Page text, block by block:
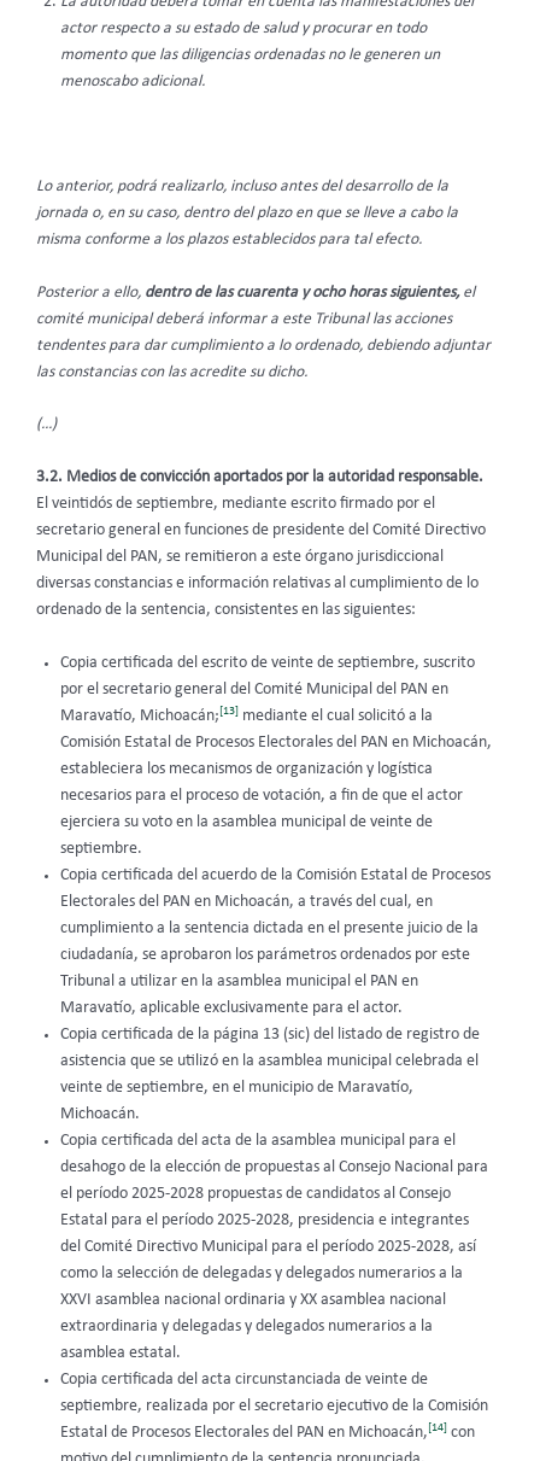
actor respecto a su estado de salud y procurar en todo
momento que las diligencias ordenadas no le generen un
menoscabo adicional.
Lo anterior, podrá realizarlo, incluso antes del desarrollo de la
jornada o, en su caso, dentro del plazo en que se lleve a cabo la
misma conforme a los plazos establecidos para tal efecto.
Posterior a ello, dentro de las cuarenta y ocho horas siguientes,el
comité municipal deberá informar a este Tribunal las acciones
tendentes para dar cumplimiento a lo ordenado, debiendo adjuntar
las constancias con las acredite su dicho.
(…)
3.2. Medios de convicción aportados por la autoridad responsable.
El veintidós de septiembre, mediante escrito firmado por el
secretario general en funciones de presidente del Comité Directivo
Municipal del PAN, se remitieron a este órgano jurisdiccional
diversas constancias e información relativas al cumplimiento de lo
ordenado de la sentencia, consistentes en las siguientes:
Copia certificada del escrito de veinte de septiembre, suscrito
por el secretario general del Comité Municipal del PAN en
Maravatío, Michoacán;[13] mediante el cual solicitó a la
Comisión Estatal de Procesos Electorales del PAN en Michoacán,
estableciera los mecanismos de organización y logística
necesarios para el proceso de votación, a fin de que el actor
ejerciera su voto en la asamblea municipal de veinte de
septiembre.
Copia certificada del acuerdo de la Comisión Estatal de Procesos
Electorales del PAN en Michoacán, a través del cual, en
cumplimiento a la sentencia dictada en el presente juicio de la
ciudadanía, se aprobaron los parámetros ordenados por este
Tribunal a utilizar en la asamblea municipal el PAN en
Maravatío, aplicable exclusivamente para el actor.
Copia certificada de la página 13 (sic) del listado de registro de
asistencia que se utilizó en la asamblea municipal celebrada el
veinte de septiembre, en el municipio de Maravatío,
Michoacán.
Copia certificada del acta de la asamblea municipal para el
desahogo de la elección de propuestas al Consejo Nacional para
el período 2025-2028 propuestas de candidatos al Consejo
Estatal para el período 2025-2028, presidencia e integrantes
del Comité Directivo Municipal para el período 2025-2028, así
como la selección de delegadas y delegados numerarios a la
XXVI asamblea nacional ordinaria y XX asamblea nacional
extraordinaria y delegadas y delegados numerarios a la
asamblea estatal.
Copia certificada del acta circunstanciada de veinte de
septiembre, realizada por el secretario ejecutivo de la Comisión
Estatal de Procesos Electorales del PAN en Michoacán,[14] con